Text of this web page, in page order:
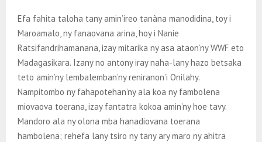
Efa fahita taloha tany amin’ireo tanàna manodidina, toy i
Maroamalo, ny fanaovana arina, hoy i Nanie
Ratsifandrihamanana, izay mitarika ny asa ataon’ny WWF eto
Madagasikara. Izany no antony iray naha-lany hazo betsaka
teto amin’ny lembalemban’ny reniranon’i Onilahy.
Nampitombo ny fahapotehan’ny ala koa ny fambolena
miovaova toerana, izay fantatra kokoa amin’ny hoe tavy.
Mandoro ala ny olona mba hanadiovana toerana
hambolena; rehefa lany tsiro ny tany ary maro ny ahitra